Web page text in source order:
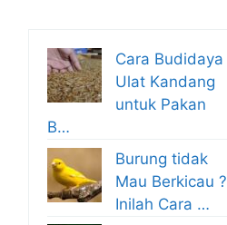
Cara Budidaya
Ulat Kandang
untuk Pakan
B…
Burung tidak
Mau Berkicau ?
Inilah Cara …